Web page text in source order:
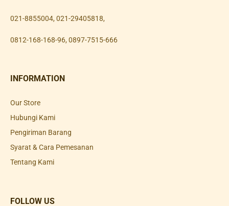
021-8855004, 021-29405818,
0812-168-168-96, 0897-7515-666
INFORMATION
Our Store
Hubungi Kami
Pengiriman Barang
Syarat & Cara Pemesanan
Tentang Kami
FOLLOW US